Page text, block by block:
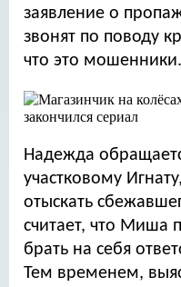
заявление о
звонят по поводу
что это мошенники.
Надежда
участковому
отыскать
считает, что Миша
брать на себя
Тем временем,